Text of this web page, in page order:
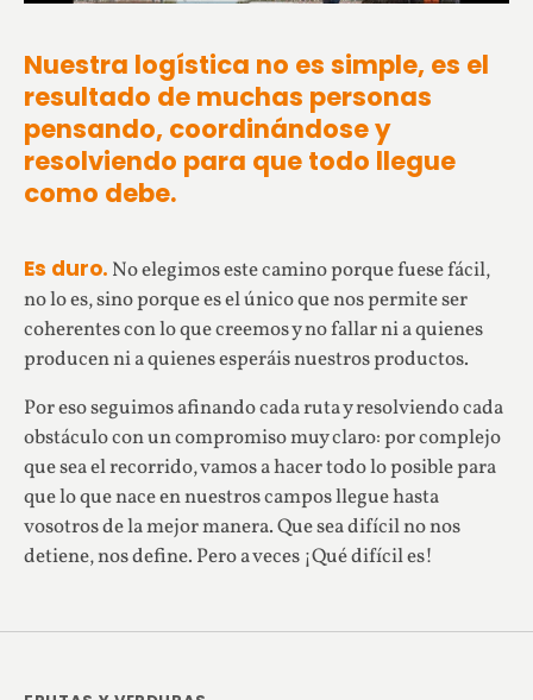
Nuestra logística no es simple, es el
resultado de muchas personas
pensando, coordinándose y
resolviendo para que todo llegue
como debe.
Es duro. No elegimos este camino porque fuese fácil,
no lo es, sino porque es el único que nos permite ser
coherentes con lo que creemos y no fallar ni a quienes
producen ni a quienes esperáis nuestros productos.
Por eso seguimos afinando cada ruta y resolviendo cada
obstáculo con un compromiso muy claro: por complejo
que sea el recorrido, vamos a hacer todo lo posible para
que lo que nace en nuestros campos llegue hasta
vosotros de la mejor manera. Que sea difícil no nos
detiene, nos define. Pero a veces ¡Qué difícil es!